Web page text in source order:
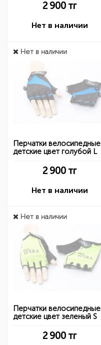
2 900 тг
Нет в наличии
Нет в наличии
Перчатки велосипедные
детские цвет голубой L
2 900 тг
Нет в наличии
Нет в наличии
Перчатки велосипедные
детские цвет зеленый S
2 900 тг